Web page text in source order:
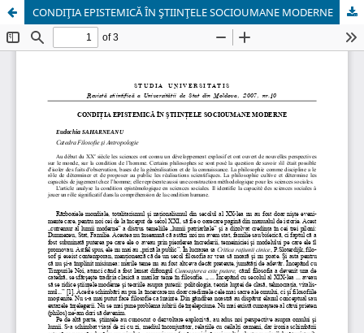
CONDIŢIA EPISTEMICĂ ÎN ŞTIINŢELE SOCIOUMANE MODERNE